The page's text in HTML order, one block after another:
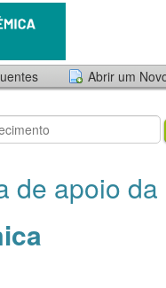
Abrir um
de apoio da